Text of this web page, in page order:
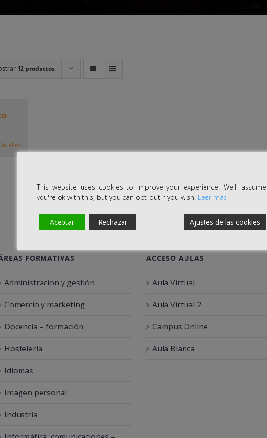
12 productos
FORMATIVAS
Administracion y gestión
Comercio y marketing
Docencia – formación
Hostelería
Idiomas
Imagen personal
Industria
ACCESO AULAS
Aula Virtual
Aula Virtual 2
Campus Online
Aula Blanca
This website uses cookies to improve your experience. We'll assume
you're ok with this, but you can opt-out if you wish. Leer más
Aceptar Rechazar Ajustes de las cookies